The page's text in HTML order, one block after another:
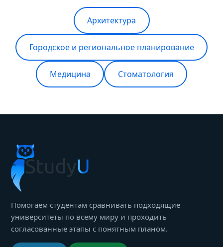
Архитектура
Городское и региональное планирование
Медицина Стоматология
Помогаем студентам сравнивать подходящие
университеты по всему миру и проходить
согласованные этапы с понятным планом.